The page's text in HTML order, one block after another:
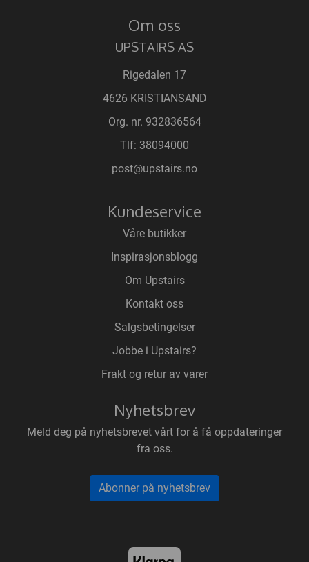
Om oss
UPSTAIRS AS
Rigedalen 17
4626 KRISTIANSAND
Org. nr. 932836564
Tlf: 38094000
post@upstairs.no
Kundeservice
Våre butikker
Inspirasjonsblogg
Om Upstairs
Kontakt oss
Salgsbetingelser
Jobbe i Upstairs?
Frakt og retur av varer
Nyhetsbrev
Meld deg på nyhetsbrevet vårt for å få oppdateringer
fra oss.
Abonner på nyhetsbrev